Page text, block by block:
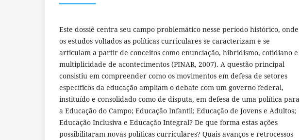
Este dossiê centra seu campo problemático nesse período histórico, onde
os estudos voltados as políticas curriculares se caracterizam e se
articulam a partir de conceitos como enunciação, hibridismo, cotidiano e
multiplicidade de acontecimentos (PINAR, 2007). A questão principal
consistiu em compreender como os movimentos em defesa de setores
específicos da educação ampliam o debate com um governo federal,
instituído e consolidado como de disputa, em defesa de uma política para
a Educação do Campo; Educação Infantil; Educação de Jovens e Adultos;
Educação Inclusiva e Educação Integral? De que forma estas ações
possibilitaram novas políticas curriculares? Quais avanços e retrocessos